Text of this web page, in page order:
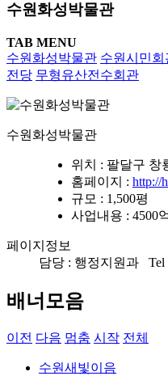
수원화성박물관
TAB MENU
수원화성박물관 수원시민회
전당 무형유산전수회관
수원화성박물관
위치
: 팔달구 창
홈페이지
: http://
규모 : 1,500평
사업내용 : 4500
페이지정보
담당 : 행정지원과 Tel
배너모음
이전 다음 멈춤 시작 전체
수원새빛이음